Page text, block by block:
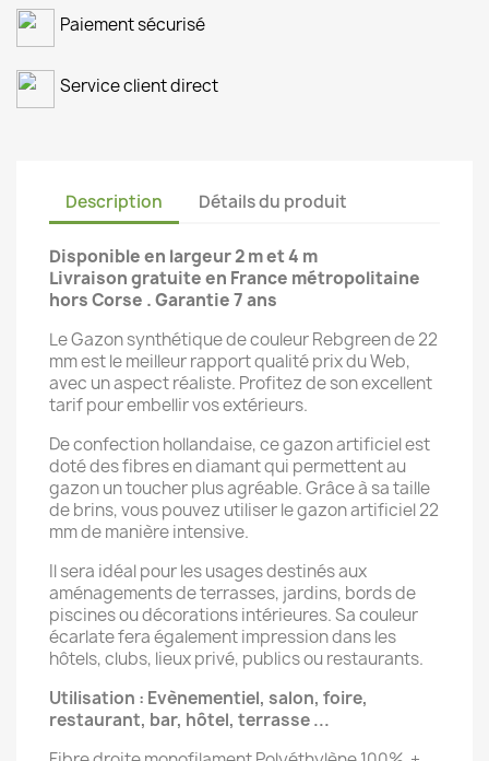
Paiement sécurisé
Service client direct
Description Détails du produit
Disponible en largeur 2 m et 4 m
Livraison gratuite en France métropolitaine
hors Corse . Garantie 7 ans
Le Gazon synthétique de couleur Rebgreen de 22
mm est le meilleur rapport qualité prix du Web,
avec un aspect réaliste. Profitez de son excellent
tarif pour embellir vos extérieurs.
De confection hollandaise, ce gazon artificiel est
doté des fibres en diamant qui permettent au
gazon un toucher plus agréable. Grâce à sa taille
de brins, vous pouvez utiliser le gazon artificiel 22
mm de manière intensive.
Il sera idéal pour les usages destinés aux
aménagements de terrasses, jardins, bords de
piscines ou décorations intérieures. Sa couleur
écarlate fera également impression dans les
hôtels, clubs, lieux privé, publics ou restaurants.
Utilisation : Evènementiel, salon, foire,
restaurant, bar, hôtel, terrasse ...